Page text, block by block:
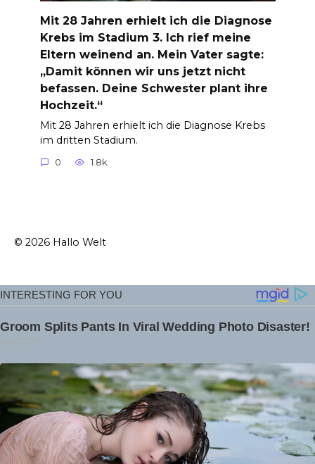
Mit 28 Jahren erhielt ich die Diagnose
Krebs im Stadium 3. Ich rief meine
Eltern weinend an. Mein Vater sagte:
„Damit können wir uns jetzt nicht
befassen. Deine Schwester plant ihre
Hochzeit.“
Mit 28 Jahren erhielt ich die Diagnose Krebs
im dritten Stadium.
0 1.8k.
© 2026 Hallo Welt